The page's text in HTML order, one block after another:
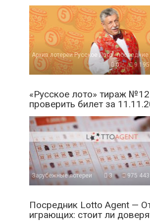
Архив лотереи Русское Лото - последние
0
9 195
«Русское лото» тираж
проверить билет за
Зарубежные лотереи 3 975 443
Посредник Lotto Agent —
играющих: стоит ли